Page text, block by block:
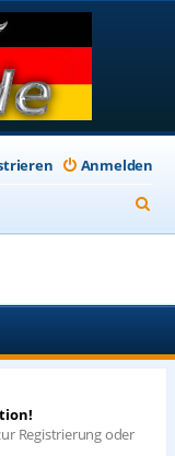
Anmelden
u
Registrierung oder